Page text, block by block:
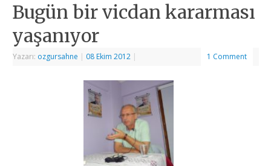
Bugün bir vicdan kararması
yaşanıyor
Yazarı: ozgursahne | 08 Ekim 2012 | 1 Comment